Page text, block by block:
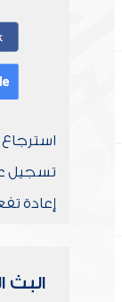
استرجاع
تسجيل
إعادة
البث